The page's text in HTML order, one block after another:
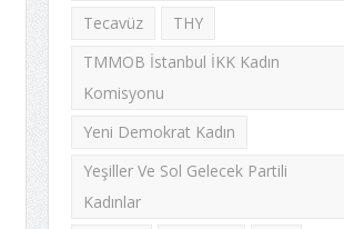
Tecavüz
THY
TMMOB İstanbul İKK Kadın
Komisyonu
Yeni Demokrat Kadın
Yeşiller Ve Sol Gelecek Partili
Kadınlar